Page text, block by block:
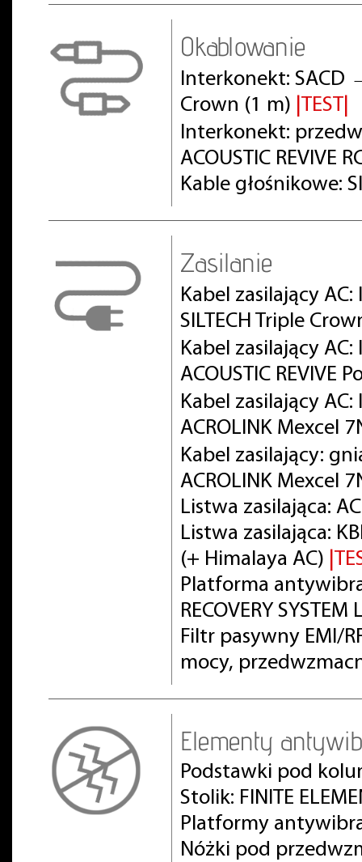
Okablowanie
Interkonekt: SACD
Crown (1 m)
|TEST|
Interkonekt:
ACOUSTIC REVIVE
Kable głośnikowe:
Zasilanie
Kabel zasilający
SILTECH Triple
Kabel zasilający
ACOUSTIC REVIVE
Kabel zasilający
ACROLINK Mexcel
Kabel zasilający:
ACROLINK Mexcel
Listwa zasilająca:
Listwa zasilająca:
(+ Himalaya AC)
Platforma
RECOVERY
Filtr pasywny EMI/
mocy,
Elementy
Podstawki pod
Stolik: FINITE
Platformy
Nóżki pod